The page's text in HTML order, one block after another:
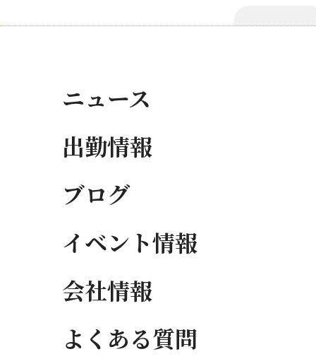
ニュース
出勤情報
ブログ
イベント情報
会社情報
よくある質問